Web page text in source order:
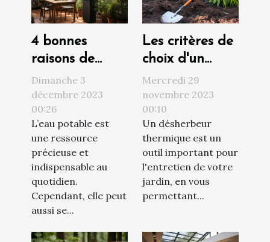
4 bonnes
raisons de
faire installer
un adoucisseur
d’eau chez soi
Dimanche 3
décembre 2023
00:26
L’eau potable est
une ressource
précieuse et
indispensable au
quotidien.
Cependant, elle peut
aussi se...
Les critères de
choix d'un
désherbeur
thermique
Mercredi 29
novembre 2023
00:10
Un désherbeur
thermique est un
outil important pour
l'entretien de votre
jardin, en vous
permettant...